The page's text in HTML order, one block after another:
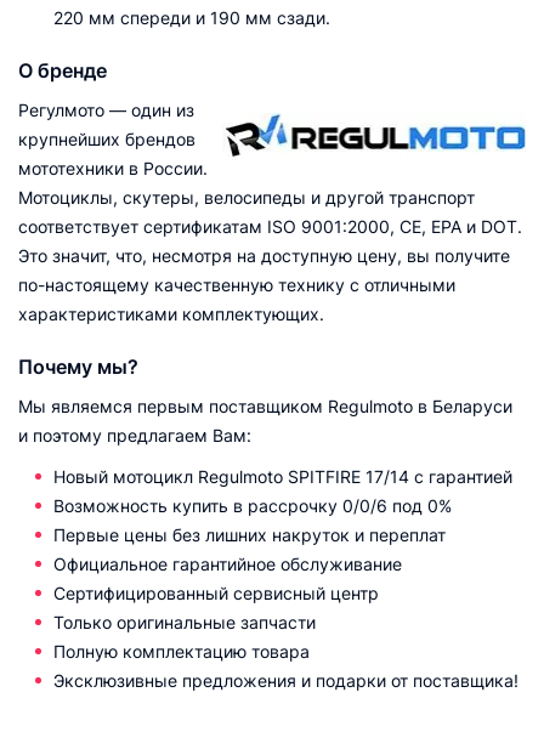
220 мм спереди и 190 мм сзади.
О бренде
Регулмото — один из
крупнейших брендов
мототехники в России.
Мотоциклы, скутеры, велосипеды и другой транспорт
соответствует сертификатам ISO 9001:2000, CE, EPA и DOT.
Это значит, что, несмотря на доступную цену, вы получите
по-настоящему качественную технику с отличными
характеристиками комплектующих.
Почему мы?
Мы являемся первым поставщиком Regulmoto в Беларуси
и поэтому предлагаем Вам:
Новый мотоцикл Regulmoto SPITFIRE 17/14 с гарантией
Возможность купить в рассрочку 0/0/6 под 0%
Первые цены без лишних накруток и переплат
Официальное гарантийное обслуживание
Сертифицированный сервисный центр
Только оригинальные запчасти
Полную комплектацию товара
Эксклюзивные предложения и подарки от поставщика!